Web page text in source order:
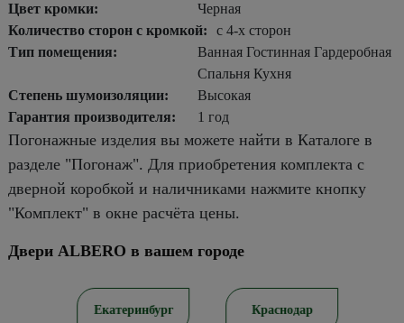
Цвет кромки:
Черная
Количество сторон с кромкой:
с 4-х сторон
Тип помещения:
Ванная Гостинная Гардеробная
Спальня Кухня
Степень шумоизоляции:
Высокая
Гарантия производителя:
1 год
Погонажные изделия вы можете найти в Каталоге в
разделе "Погонаж". Для приобретения комплекта с
дверной коробкой и наличниками нажмите кнопку
"Комплект" в окне расчёта цены.
Двери ALBERO в вашем городе
Екатеринбург Краснодар